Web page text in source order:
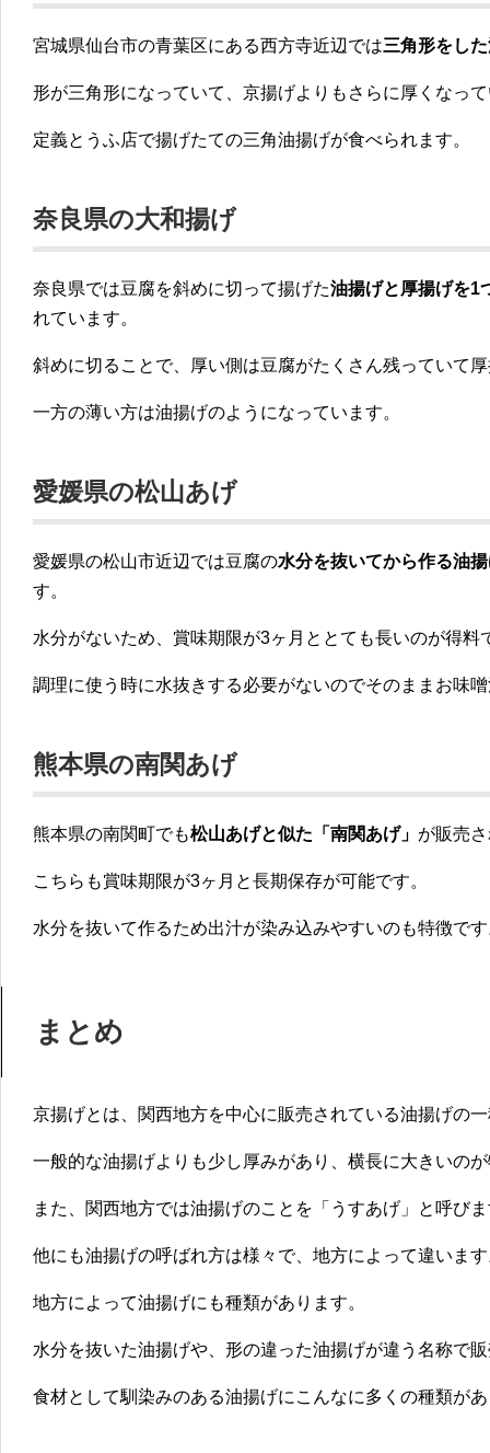
宮城県仙台市の青葉区にある西方寺近辺では三角形をし
形が三角形になっていて、 京揚げよりもさらに厚く なっ
定義とうふ店で揚げたての三角油揚げが食べられます。
奈良県の大和揚げ
奈良県では豆腐を斜めに切って揚げた油揚げと厚揚げを1
れています。
斜めに切ることで、厚い側は豆腐がたくさん残っていて
一方の薄い方は油揚げのようになっています。
愛媛県の松山あげ
愛媛県の松山市近辺では豆腐の水分を抜いてから作る油
す。
水分がないため、賞味期限が3ヶ月ととても長いのが得料
調理に使う時に水抜きする必要がないのでそのままお味
熊本県の南関あげ
熊本県の南関町でも松山あげと似た「南関あげ」 が販売
こちらも賞味期限が3ヶ月と長期保存が可能です。
水分を抜いて作るため出汁が染み込みやすいのも特徴で
まとめ
京揚げとは、関西地方を中心に販売されている油揚げの
一般的な油揚げよりも少し厚みがあり、横長に大きいの
また、 関西地方では油揚げのことを「うすあげ」 と呼び
他にも油揚げの呼ばれ方は様々で、地方によって違いま
地方によって油揚げにも種類があります。
水分を抜いた油揚げや、形の違った油揚げが違う名称で
食材として馴染みのある油揚げにこんなに多くの種類が